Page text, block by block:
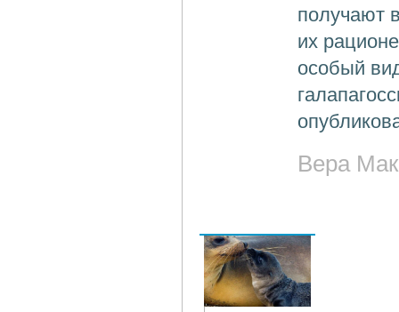
получают
их
особый
Вера